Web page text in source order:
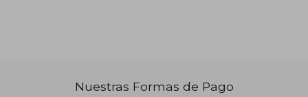
Nuestras Formas de Pago